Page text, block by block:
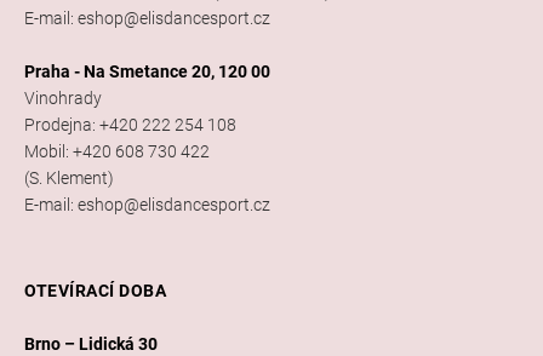
E-mail: eshop@elisdancesport.cz
Praha - Na Smetance 20, 120 00
Vinohrady
Prodejna: +420 222 254 108
Mobil: +420 608 730 422
(S. Klement)
E-mail: eshop@elisdancesport.cz
OTEVÍRACÍ DOBA
Brno – Lidická 30